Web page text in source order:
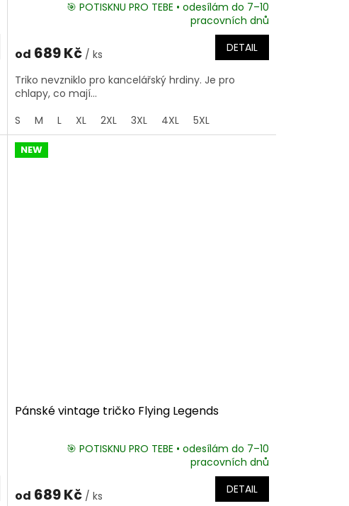
🎯 POTISKNU PRO TEBE • odesílám do 7–10
pracovních dnů
od 689 Kč / ks DETAIL
Triko nevzniklo pro kancelářský hrdiny. Je pro
chlapy, co mají...
S
M L XL 2XL 3XL 4XL 5XL
NEW
Pánské vintage tričko Flying Legends
🎯 POTISKNU PRO TEBE • odesílám do 7–10
pracovních dnů
od 689 Kč / ks DETAIL